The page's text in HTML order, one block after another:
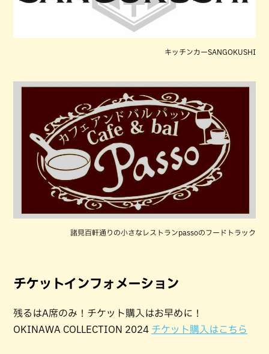
キッチンカーSANGOKUSHI
諸見百軒通りの小さなレストランpassoのフードトラック
チケットインフォメーション
残るはA席のみ！チケット購入はお早めに！
OKINAWA COLLECTION 2024 チケット購入はこちら